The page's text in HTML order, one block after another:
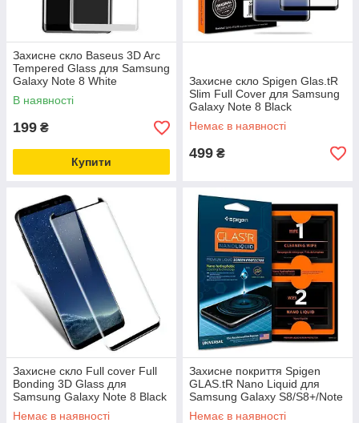
Захисне скло Baseus 3D Arc
Tempered Glass для Samsung
Galaxy Note 8 White
В наявності
199 ₴
Купити
Захисне скло Spigen Glas.tR
Slim Full Cover для Samsung
Galaxy Note 8 Black
(587GL22612)
Немає в наявності
499 ₴
Захисне скло Full cover Full
Bonding 3D Glass для
Samsung Galaxy Note 8 Black
Немає в наявності
Захисне покриття Spigen
GLAS.tR Nano Liquid для
Samsung Galaxy S8/S8+/Note
8 Clear (000GL21813)
Немає в наявності